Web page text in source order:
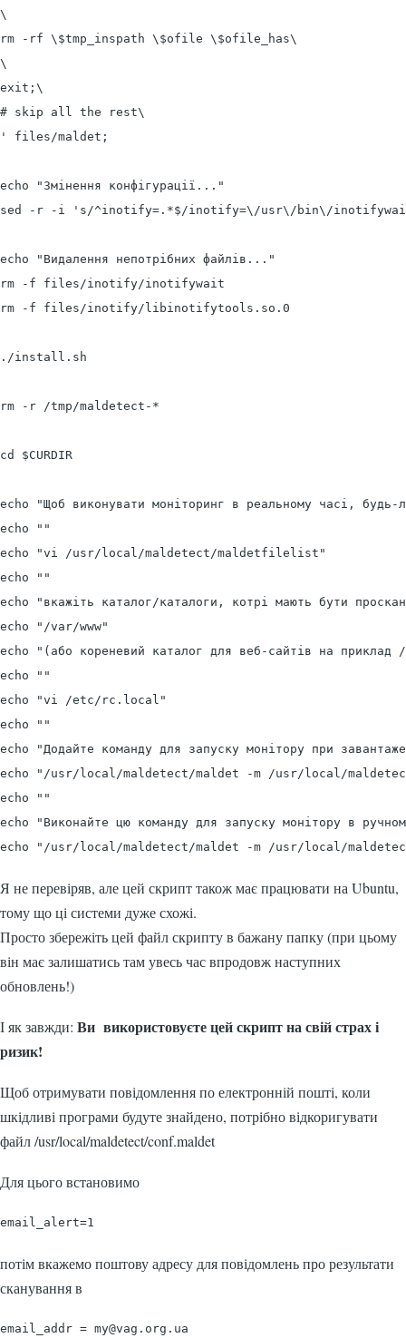
\
rm -rf \$tmp_inspath \$ofile \$ofile_has\
\
exit;\
# skip all the rest\
' files/maldet;
echo "Змінення конфігурації..."
sed -r -i 's/^inotify=.*$/inotify=\/usr\/bin\/
echo "Видалення непотрібних файлів..."
rm -f files/inotify/inotifywait
rm -f files/inotify/libinotifytools.so.0
./install.sh
rm -r /tmp/maldetect-*
cd $CURDIR
echo "Щоб виконувати моніторинг в реальному часі,
echo ""
echo "vi /usr/local/maldetect/maldetfilelist"
echo ""
echo "вкажіть каталог/каталоги, котрі мають бути
echo "/var/www"
echo "(або кореневий каталог для веб-сайтів на приклад /
echo ""
echo "vi /etc/rc.local"
echo ""
echo "Додайте команду для запуску монітору при
echo "/usr/local/maldetect/maldet -m /usr/local/
echo ""
echo "Виконайте цю команду для запуску монітору в
echo "/usr/local/maldetect/maldet -m /usr/local/
Я не перевіряв, але цей скрипт також має працювати на Ubuntu,
тому що ці системи дуже схожі.
Просто збережіть цей файл скрипту в бажану папку (при цьому
він має залишатись там увесь час впродовж наступних
обновлень!)
І як завжди: Ви використовуєте цей скрипт на свій страх і
ризик!
Щоб отримувати повідомлення по електронній пошті, коли
шкідливі програми будуте знайдено, потрібно відкоригувати
файл /usr/local/maldetect/conf.maldet
Для цього встановимо
email_alert=1
потім вкажемо поштову адресу для повідомлень про результати
сканування в
email_addr = my@vag.org.ua